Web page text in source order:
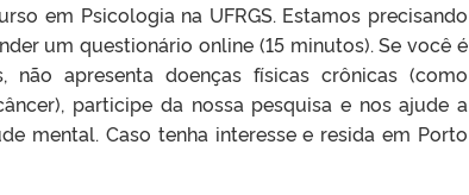
em Psicologia na UFRGS. Estamos precisando
um questionário online (15 minutos). Se você é
apresenta doenças físicas crônicas (como
participe da nossa pesquisa e nos ajude a
mental. Caso tenha interesse e resida em Porto